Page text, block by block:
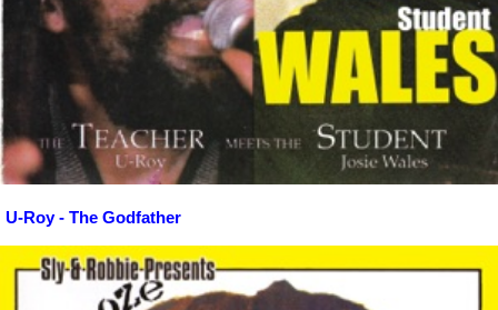
U-Roy - The Godfather